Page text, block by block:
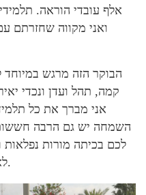
אלף עובדי הוראה.
ואני מקווה שחזרתם
הבוקר הזה מרגש במיוחד
קמה, תהל ועדן ונכדי
אני מברך את כל
השמחה יש גם הרבה
לכם בכיתה מורות נפלאות
לאורך כל הדרך במסירות ובאהבה.